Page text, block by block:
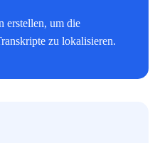
erstellen, um die
zu lokalisieren.